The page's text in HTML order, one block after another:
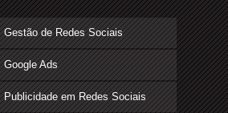
Gestão de Redes Sociais
Google Ads
Publicidade em Redes Sociais